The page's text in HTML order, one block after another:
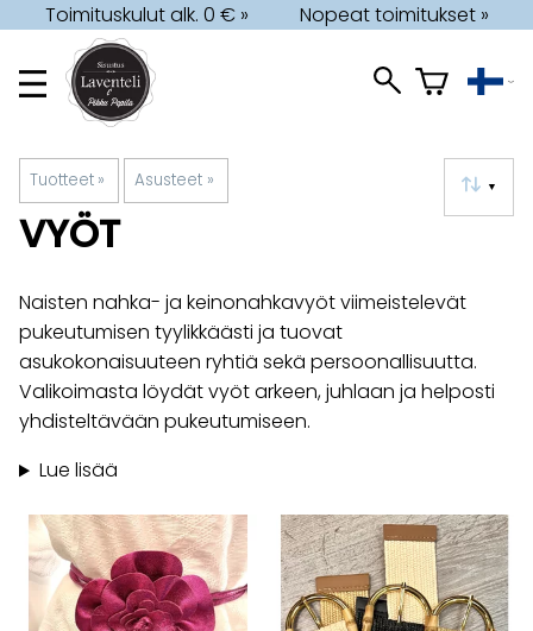
Toimituskulut alk. 0 € » Nopeat toimitukset »
Tuotteet ‪» Asusteet ‪» ▼
VYÖT
Naisten nahka- ja keinonahkavyöt viimeistelevät
pukeutumisen tyylikkäästi ja tuovat
asukokonaisuuteen ryhtiä sekä persoonallisuutta.
Valikoimasta löydät vyöt arkeen, juhlaan ja helposti
yhdisteltävään pukeutumiseen.
Lue lisää